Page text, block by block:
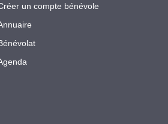
un compte bénévole